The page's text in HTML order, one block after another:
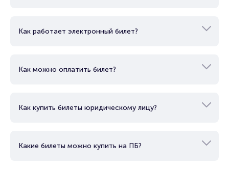
Как работает электронный билет?
Как можно оплатить билет?
Как купить билеты юридическому лицу?
Какие билеты можно купить на ПБ?